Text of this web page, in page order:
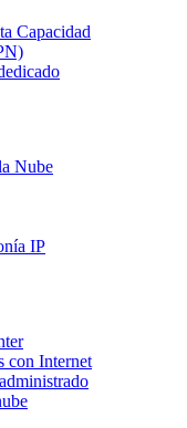
Capacidad
Nube
IP
con Internet